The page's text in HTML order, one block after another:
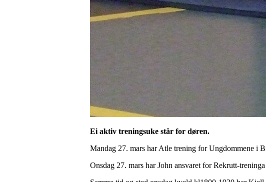
Ei aktiv treningsuke står for døren.
Mandag 27. mars har Atle trening for Ungdommene i
Onsdag 27. mars har John ansvaret for Rekrutt-